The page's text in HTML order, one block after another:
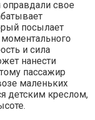
свое
посылает
и сила
нанести
пассажир
маленьких
детским креслом,